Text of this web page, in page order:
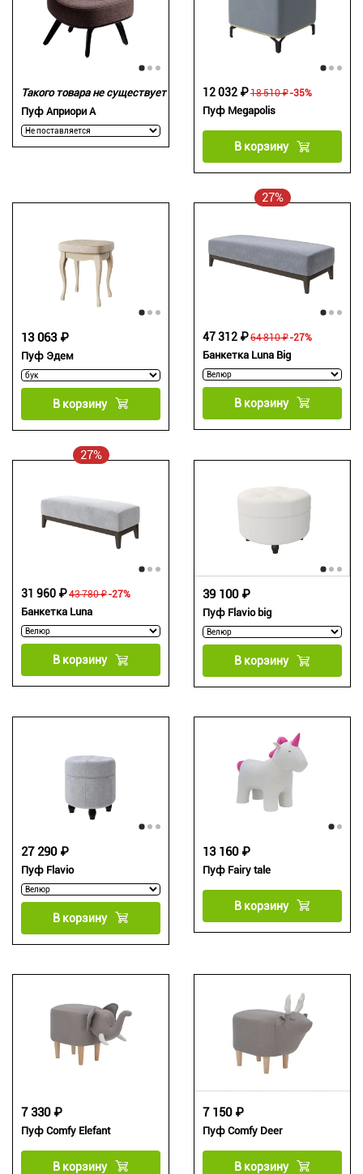
Пуф Априори А
Такого товара не существует
Пуф Megapolis
18 510 ₽
12 032 ₽ -35%
В корзину
Пуф Эдем
13 063 ₽
В корзину
27%
Банкетка Luna Big
64 810 ₽
47 312 ₽ -27%
В корзину
27%
Банкетка Luna
43 780 ₽
31 960 ₽ -27%
В корзину
Пуф Flavio big
39 100 ₽
В корзину
Пуф Flavio
27 290 ₽
В корзину
Пуф Fairy tale
13 160 ₽
В корзину
Пуф Comfy Elefant
7 330 ₽
В корзину
Пуф Comfy Deer
7 150 ₽
В корзину